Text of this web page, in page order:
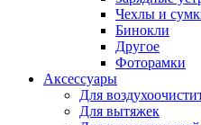
Чехлы
Чехлы
Аксессуары
Аксессуары
Офис
Принтеры
Чехлы и
Бинокли
Другое
Фоторамки
Аксессуары
Для
Для вытяжек